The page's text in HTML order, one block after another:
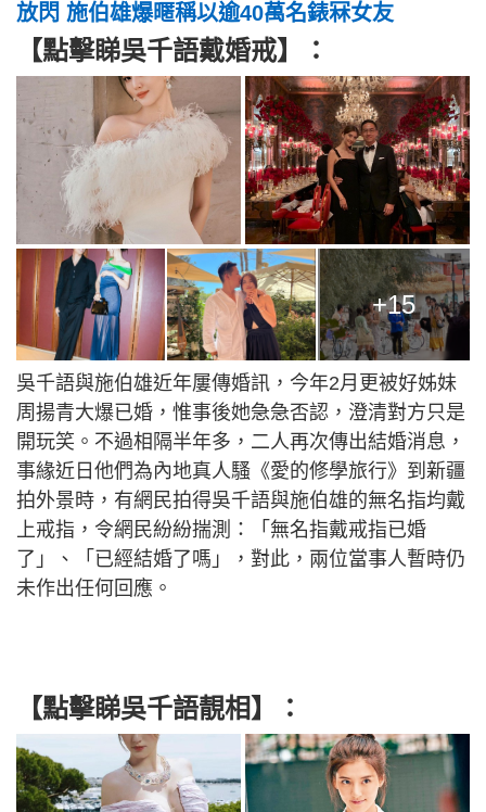
放閃 施伯雄爆暱稱以逾40萬名錶冧女友
【點擊睇吳千語戴婚戒】：
+15
吳千語與施伯雄近年屢傳婚訊，今年2月更被好姊妹
周揚青大爆已婚，惟事後她急急否認，澄清對方只是
開玩笑。不過相隔半年多，二人再次傳出結婚消息，
事緣近日他們為內地真人騷《愛的修學旅行》到新疆
拍外景時，有網民拍得吳千語與施伯雄的無名指均戴
上戒指，令網民紛紛揣測：「無名指戴戒指已婚
了」、「已經結婚了嗎」，對此，兩位當事人暫時仍
未作出任何回應。
【點擊睇吳千語靚相】：